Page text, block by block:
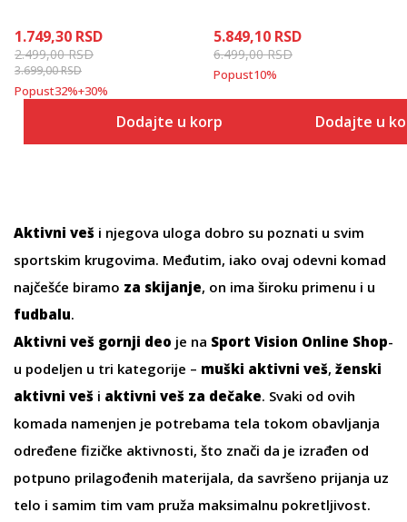
1.749,30 RSD
2.499,00RSD
3.699,00RSD
Popust32%+30%
Dodajte u korpu
5.849,10 RSD
6.499,00RSD
Popust10%
Dodajte u
Aktivni veš i njegova uloga dobro su poznati u svim
sportskim krugovima. Međutim, iako ovaj odevni komad
najčešće biramo za skijanje, on ima široku primenu i u
fudbalu.
Aktivni veš gornji deo je na Sport Vision Online Shop-
u podeljen u tri kategorije – muški aktivni veš, ženski
aktivni veš i aktivni veš za dečake. Svaki od ovih
komada namenjen je potrebama tela tokom obavljanja
određene fizičke aktivnosti, što znači da je izrađen od
potpuno prilagođenih materijala, da savršeno prijanja uz
telo i samim tim vam pruža maksimalnu pokretljivost.